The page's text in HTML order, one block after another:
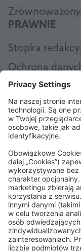
PRAWNIE
Stopka
Ochrona
Ogólne zasady
AEB
Code of
ROWE SOCIAL